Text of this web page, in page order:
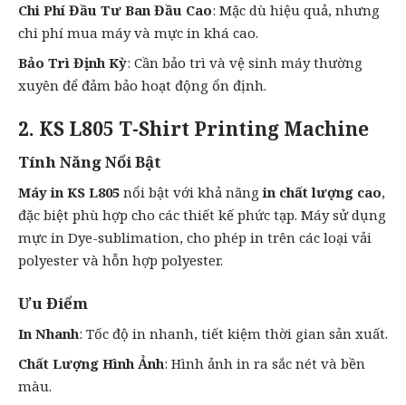
Chi Phí Đầu Tư Ban Đầu Cao: Mặc dù hiệu quả, nhưng
chi phí mua máy và mực in khá cao.
Bảo Trì Định Kỳ: Cần bảo trì và vệ sinh máy thường
xuyên để đảm bảo hoạt động ổn định.
2. KS L805 T-Shirt Printing Machine
Tính Năng Nổi Bật
Máy in KS L805 nổi bật với khả năngin chất lượng cao,
đặc biệt phù hợp cho các thiết kế phức tạp. Máy sử dụng
mực in Dye-sublimation, cho phép in trên các loại vải
polyester và hỗn hợp polyester.
Ưu Điểm
In Nhanh: Tốc độ in nhanh, tiết kiệm thời gian sản xuất.
Chất Lượng Hình Ảnh: Hình ảnh in ra sắc nét và bền
màu.